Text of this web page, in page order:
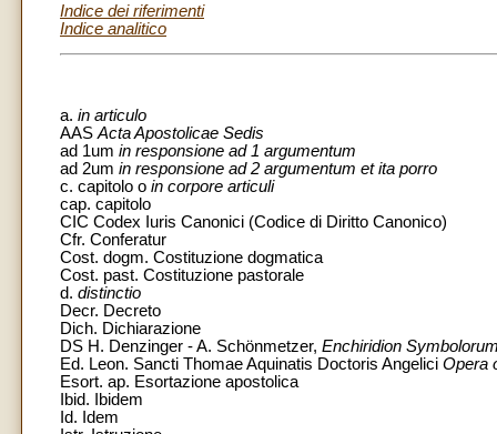
Indice dei riferimenti
Indice analitico
a. in articulo
AAS Acta Apostolicae Sedis
ad 1um in responsione ad 1 argumentum
ad 2um in responsione ad 2 argumentum et ita porro
c. capitolo o in corpore articuli
cap. capitolo
CIC Codex Iuris Canonici (Codice di Diritto Canonico)
Cfr. Conferatur
Cost. dogm. Costituzione dogmatica
Cost. past. Costituzione pastorale
d. distinctio
Decr. Decreto
Dich. Dichiarazione
DS H. Denzinger - A. Schönmetzer, Enchiridion
Ed. Leon. Sancti Thomae Aquinatis Doctoris Angelici Opera
Esort. ap. Esortazione apostolica
Ibid. Ibidem
Id. Idem